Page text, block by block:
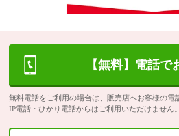
【無料】電話で
無料電話をご利用の場合は、販売店へお客様の電
IP電話・ひかり電話からはご利用いただけません。